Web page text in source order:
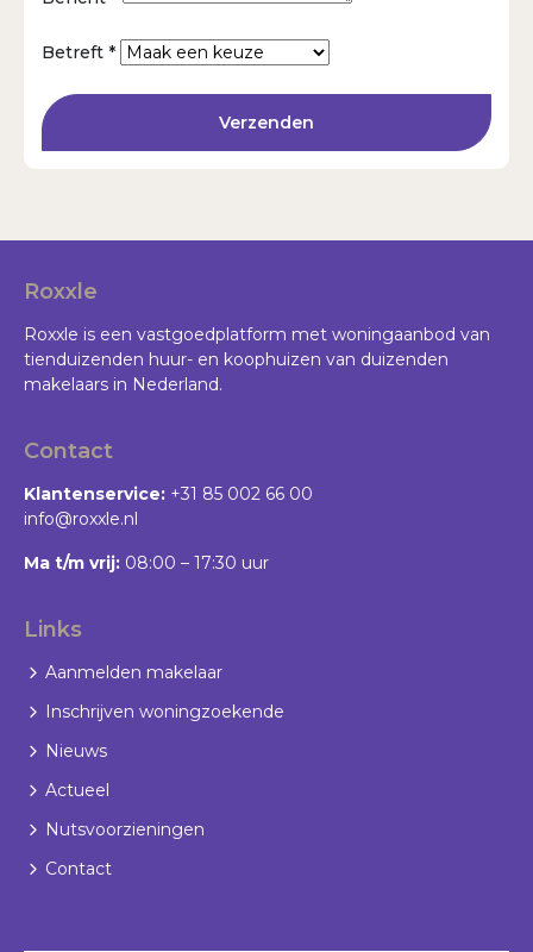
Betreft *
Verzenden
Roxxle
Roxxle is een vastgoedplatform met woningaanbod van
tienduizenden huur- en koophuizen van duizenden
makelaars in Nederland.
Contact
Klantenservice: +31 85 002 66 00
info@roxxle.nl
Ma t/m vrij: 08:00 – 17:30 uur
Links
Aanmelden makelaar
Inschrijven woningzoekende
Nieuws
Actueel
Nutsvoorzieningen
Contact